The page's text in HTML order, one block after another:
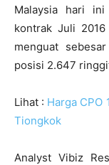
Malaysia hari ini
kontrak Juli
menguat
posisi 2.647
Lihat : Harga CPO
Tiongkok
Analyst Vibiz